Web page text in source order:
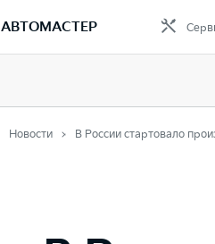
АВТОМАСТЕР
Новости В России стартовало